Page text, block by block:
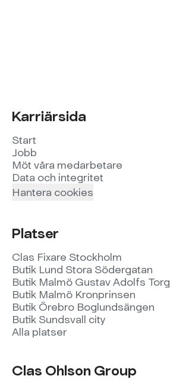
Karriärsida
Start
Jobb
Möt våra medarbetare
Data och integritet
Hantera cookies
Platser
Clas Fixare Stockholm
Butik Lund Stora Södergatan
Butik Malmö Gustav Adolfs Torg
Butik Malmö Kronprinsen
Butik Örebro Boglundsängen
Butik Sundsvall city
Alla platser
Clas Ohlson Group